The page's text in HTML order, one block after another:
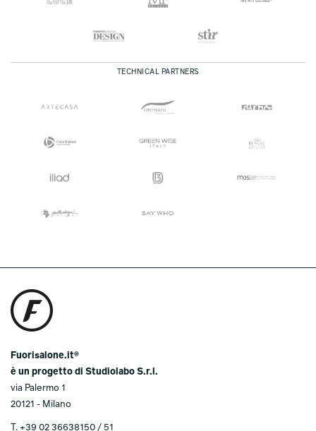
TECHNICAL PARTNERS
Fuorisalone.it®
è un progetto di Studiolabo S.r.l.
via Palermo 1
20121 - Milano
T. +39 02 36638150 / 51